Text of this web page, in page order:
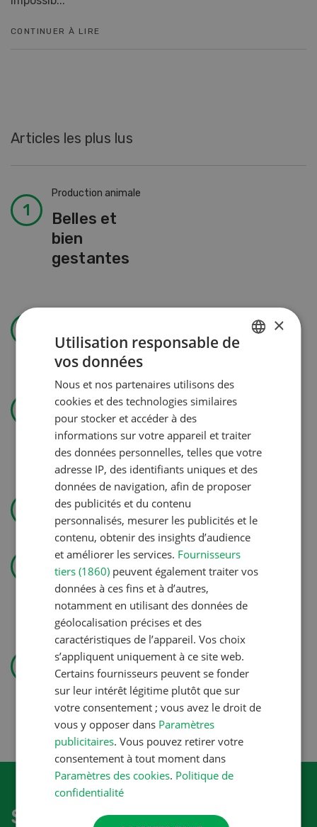
CONTINUER À LIRE
Articles les plus lus
Production animale
Belles et
bien
gestantes
Solomix
Pas de jardin permanent sans
autorisation
Utiliser l’eau avec efficience
Technique agricole
« J’aime les cultures et aussi
soigner les animaux »
Production végétale
Couverts végétaux: objectifs
clairs, bénéfices durables
S'abonner à la newletter
×
Utilisation responsable de
vos données
Nous et nos partenaires utilisons des
cookies et des technologies similaires
pour stocker et accéder à des
informations sur votre appareil et traiter
des données personnelles, telles que votre
adresse IP, des identifiants uniques et des
données de navigation, afin de proposer
des publicités et du contenu
personnalisés, mesurer les publicités et le
contenu, obtenir des insights d’audience
et améliorer les services. Fournisseurs
tiers (1860) peuvent également traiter vos
données à ces fins et à d’autres,
notamment en utilisant des données de
géolocalisation précises et des
caractéristiques de l’appareil. Vos choix
s’appliquent uniquement à ce site web.
Certains fournisseurs peuvent se fonder
sur leur intérêt légitime plutôt que sur
votre consentement ; vous avez le droit de
vous y opposer dans Paramètres
publicitaires. Vous pouvez retirer votre
consentement à tout moment dans
Paramètres des cookies. Politique de
confidentialité